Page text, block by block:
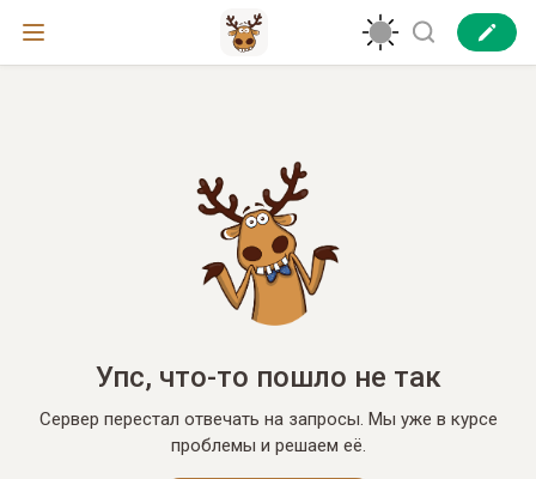
Упс, что-то пошло не так
Сервер перестал отвечать на запросы. Мы уже в курсе
проблемы и решаем её.